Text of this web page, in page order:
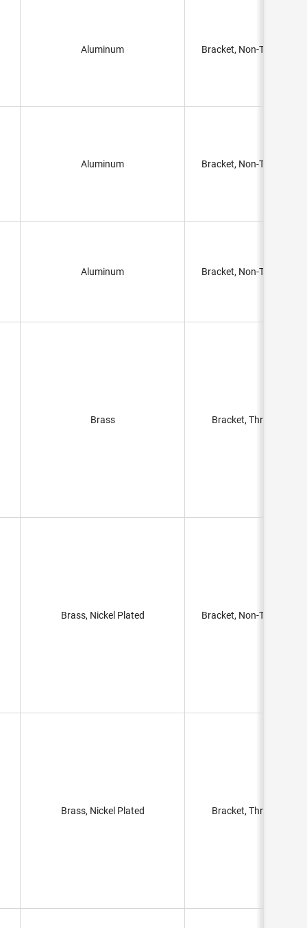
Aluminum Bracket, Non-Threaded
Aluminum Bracket, Non-Threaded
Aluminum Bracket, Non-Threaded
Brass Bracket, Threaded
Brass, Nickel Plated Bracket, Non-Threaded
Brass, Nickel Plated Bracket, Threaded